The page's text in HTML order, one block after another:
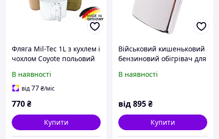
Фляга Mil-Tec 1L з кухлем і
чохлом Coyote польовий
В наявності
від77₴/міс
770₴
Купити
Військовий кишеньковий
бензиновий обігрівач для
Silver
В наявності
від895₴
Купити